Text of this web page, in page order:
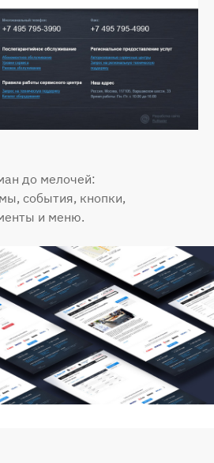
до мелочей:
события, кнопки,
и меню.